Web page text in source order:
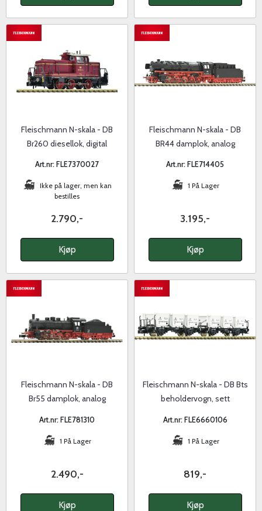
Fleischmann N-skala - DB
Br260 diesellok, digital
Art.nr: FLE7370027
Ikke på lager, men kan
bestilles
2.790,-
Kjøp
Fleischmann N-skala - DB
BR44 damplok, analog
Art.nr: FLE714405
1 På Lager
3.195,-
Kjøp
Fleischmann N-skala - DB
Br55 damplok, analog
Art.nr: FLE781310
1 På Lager
2.490,-
Kjøp
Fleischmann N-skala - DB Bts
beholdervogn, sett
Art.nr: FLE6660106
1 På Lager
819,-
Kjøp